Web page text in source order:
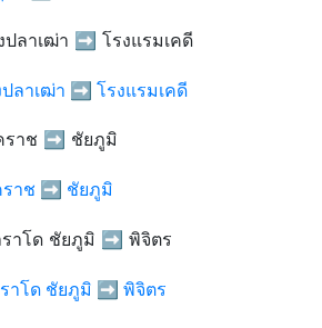
ปลาเฒ่า ➡️ โรงแรมเคดี
ราช ➡️ ชัยภูมิ
ราโด ชัยภูมิ ➡️ พิจิตร